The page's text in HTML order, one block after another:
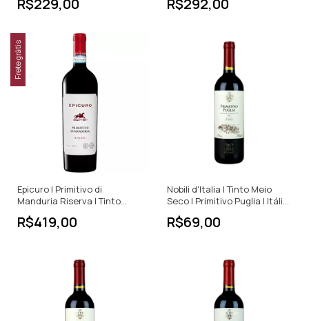
R$229,00 R$292,00
Frete grátis
Epicuro | Primitivo di
Manduria Riserva | Tinto
R$419,00
Nobili d'Italia | Tinto Meio
Seco | Primitivo Puglia | Itália
R$69,00